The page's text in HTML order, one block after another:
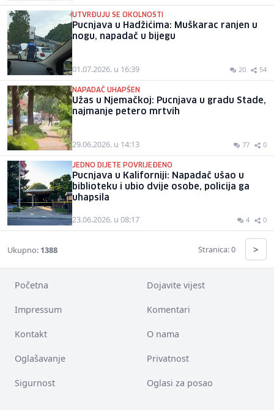
UTVRĐUJU SE OKOLNOSTI
Pucnjava u Hadžićima: Muškarac ranjen u
nogu, napadač u bijegu
01.07.2026. u 16:39 20 54
NAPADAČ UHAPŠEN
Užas u Njemačkoj: Pucnjava u gradu Stade,
najmanje petero mrtvih
29.06.2026. u 14:13 77 0
JEDNO DIJETE POVRIJEĐENO
Pucnjava u Kaliforniji: Napadač ušao u
biblioteku i ubio dvije osobe, policija ga
uhapsila
23.06.2026. u 08:17 4 0
Ukupno: 1388 Stranica: 0 >
Početna Dojavite vijest
Impressum Komentari
Kontakt O nama
Oglašavanje Privatnost
Sigurnost Oglasi za posao